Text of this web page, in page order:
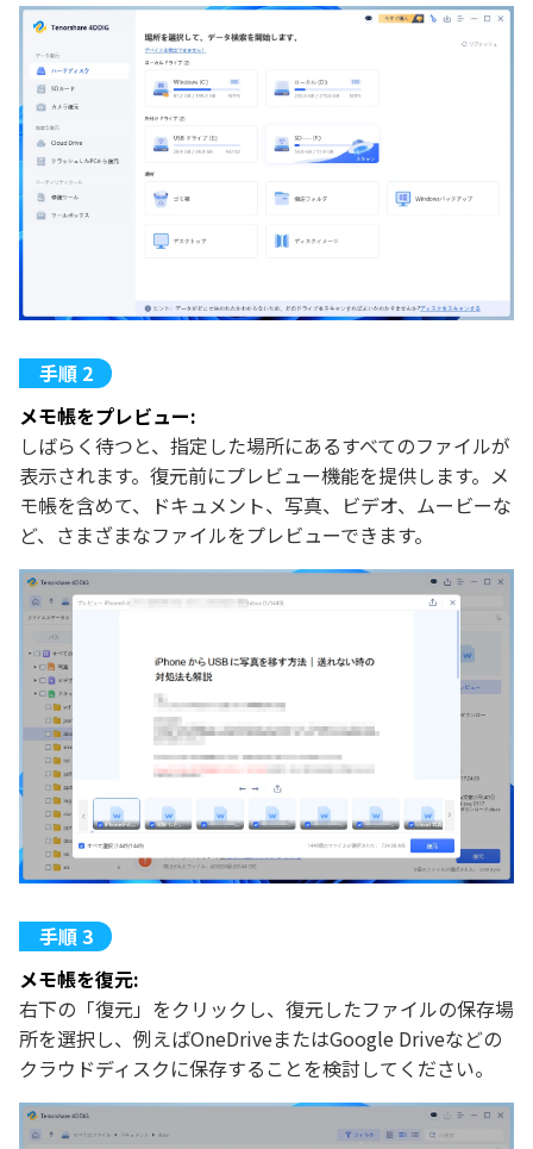
メモ帳をプレビュー:
しばらく待つと、指定した場所にあるすべてのファイルが
表示されます。復元前にプレビュー機能を提供します。メ
モ帳を含めて、ドキュメント、写真、ビデオ、ムービーな
ど、さまざまなファイルをプレビューできます。
メモ帳を復元:
右下の「復元」をクリックし、復元したファイルの保存場
所を選択し、例えばOneDriveまたはGoogle Driveなどの
クラウドディスクに保存することを検討してください。